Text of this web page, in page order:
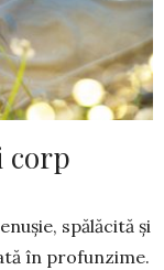
corp
spălăcită și
în pro­fun­zime.